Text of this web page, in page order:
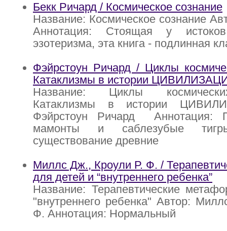
Бекк Ричард / Космическое сознание
Название: Космическое сознание
Аннотация: Стоящая у истоков
эзотеризма, эта книга - подлинная
Фэйрстоун Ричард / Циклы
Катаклизмы в истории
Название: Циклы
Катаклизмы в истории
Фэйрстоун Ричард Аннотация:
мамонты и саблезубые
существование древние
Миллс Дж., Кроули Р. Ф. /
для детей и “внутреннего ребенка”
Название: Терапевтические
"внутреннего ребенка" Автор:
Ф. Аннотация: Нормальный